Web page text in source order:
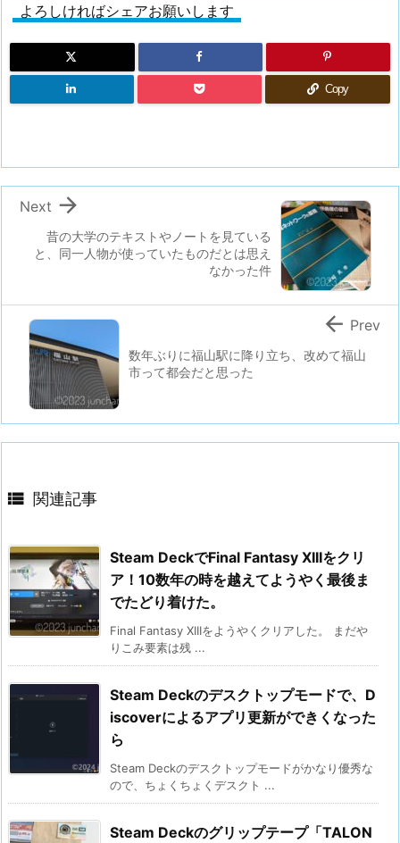
よろしければシェアお願いします
Copy
昔の大学のテキストやノートを見ている
と、同一人物が使っていたものだとは思え
なかった件

Next
数年ぶりに福山駅に降り立ち、改めて福山
市って都会だと思った
 Prev
 関連記事
Steam DeckでFinal Fantasy XIIIをクリ
ア！10数年の時を越えてようやく最後ま
でたどり着けた。
Final Fantasy XIIIをようやくクリアした。 まだや
りこみ要素は残 ...
Steam Deckのデスクトップモードで、D
iscoverによるアプリ更新ができくなった
ら
Steam Deckのデスクトップモードがかなり優秀な
ので、ちょくちょくデスクト ...
Steam Deckのグリップテープ「TALON